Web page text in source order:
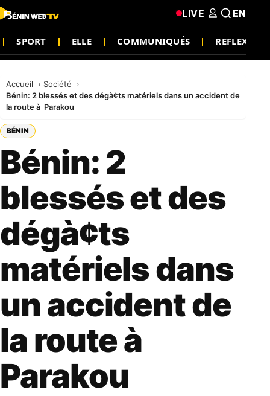
SPORT ELLE COMMUNIQUÉS REFLEXION
LIVE EN
Accueil
Société
Bénin: 2 blessés et des dégà¢ts matériels dans un accident de
la route à Parakou
BÉNIN
Bénin: 2
blessés et des
dégà¢ts
matériels dans
un accident de
la route à
Parakou